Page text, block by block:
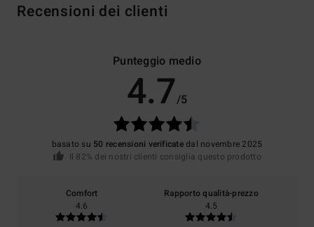
Recensioni dei clienti
Punteggio medio
4.7/5
basato su 50 recensioni verificatedal novembre 2025
Il 82% dei nostri clienti consiglia questo prodotto
Comfort
4.6
Rapporto qualità-prezzo
4.5